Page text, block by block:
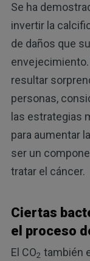
Se ha
invertir la
de daños que
resultar
personas,
las estrategias
para aumentar
ser un
tratar el cáncer.
Ciertas
el proceso
El CO2 también